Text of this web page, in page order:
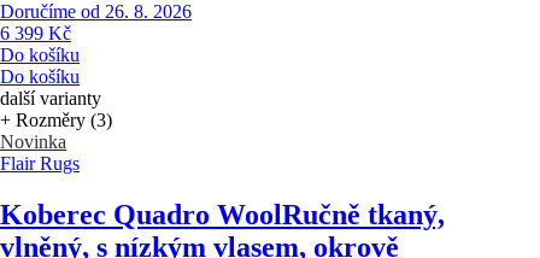
Doručíme od 26. 8. 2026
6 399 Kč
Do košíku
Do košíku
další varianty
+ Rozměry (3)
Novinka
Flair Rugs
Koberec Quadro WoolRučně tkaný,
vlněný, s nízkým vlasem, okrově